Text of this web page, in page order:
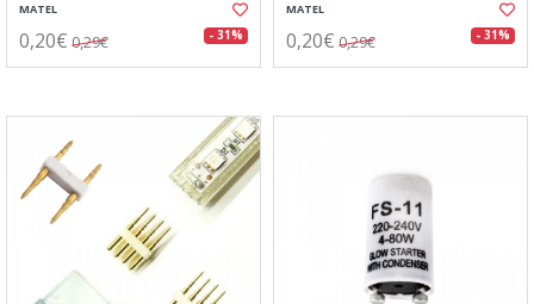
MATEL
0,20€ 0,29€ - 31%
MATEL
0,20€ 0,29€ - 31%